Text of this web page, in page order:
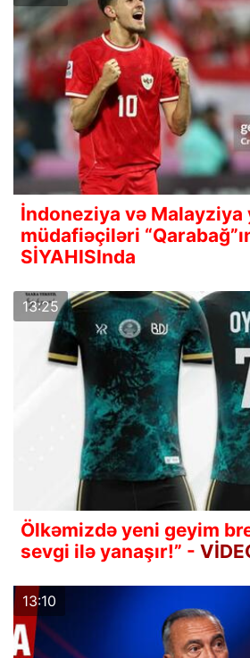
İndoneziya və Malayziya
müdafiəçiləri
SİYAHISInda
13:25
Ölkəmizdə yeni geyim
sevgi ilə yanaşır!” -
13:10